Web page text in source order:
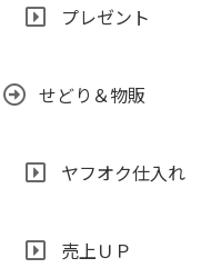
プレゼント
せどり＆物販
ヤフオク仕入れ
売上ＵＰ